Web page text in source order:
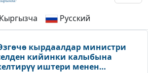
Кыргызча Русский
кырдаалдар министри
кийинки калыбына
иштери менен